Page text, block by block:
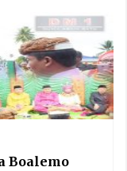
Boalemo